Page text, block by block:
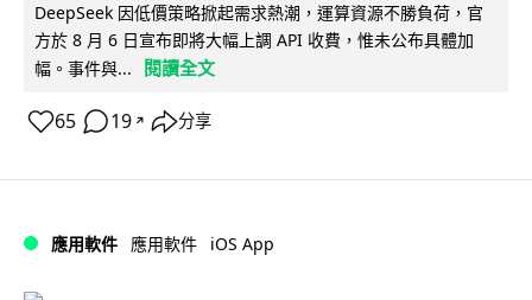
DeepSeek 因低價策略掀起需求熱潮，運算資源不勝負荷，官
方於 8 月 6 日宣布即將大幅上調 API 收費，惟未公布具體加
幅。事件與...
閱讀全文
65 19 ↗ 分享
應用軟件 應用軟件 iOS App